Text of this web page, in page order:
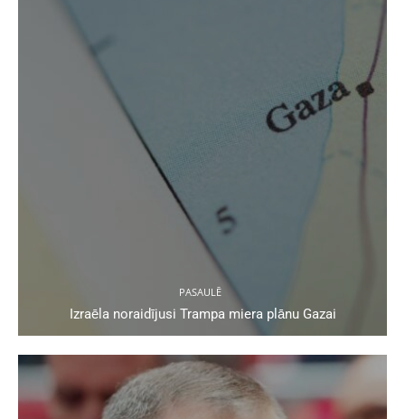
PASAULĒ
Izraēla noraidījusi Trampa miera plānu Gazai